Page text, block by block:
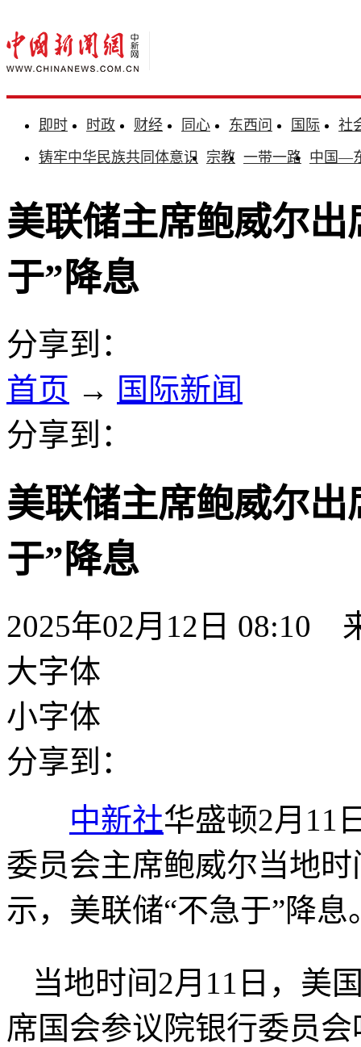
即时 时政 财经 同心 东西问 国际
社
铸牢中华民族共同体意识 宗教 一带一路 中国—
美联储主席鲍威尔
于”降息
分享到：
首页 → 国际新闻
分享到：
美联储主席鲍威尔
于”降息
2025年02月12日 08:10
大字体
小字体
分享到：
中新社华盛顿2月11
委员会主席鲍威尔当地
示，美联储“不急于”降息
当地时间2月11日，美
席国会参议院银行委员